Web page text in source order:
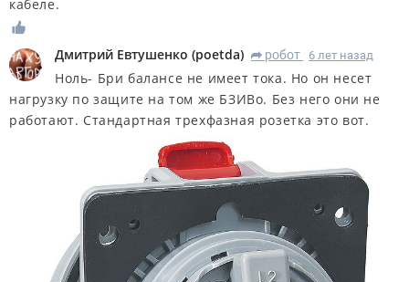
кабеле.
Дмитрий Евтушенко (poetda) R робот 6 лет назад
Ноль- Бри балансе не имеет тока. Но он несет
нагрузку по защите на том же БЗИВо. Без него они не
работают. Стандартная трехфазная розетка это вот.